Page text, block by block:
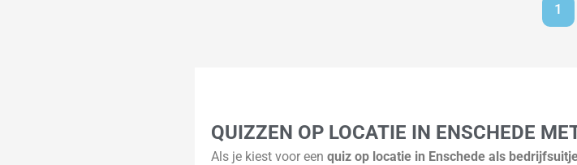
1
QUIZZEN OP LOCATIE IN ENSCHEDE
Als je kiest voor een quiz op locatie in Enschede als